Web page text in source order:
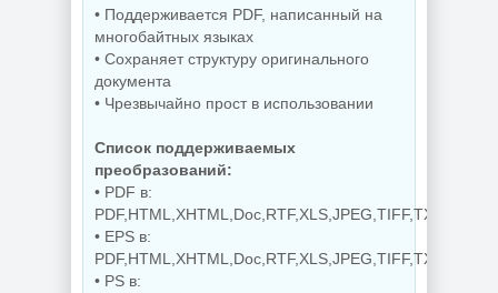
Скриншоты
Snagit 26.3.1 build
11825 by
монитора
Build 18353 by
NEW NEW
• Поддерживается PDF, написанный на
многобайтных языках
• Сохраняет структуру оригинального
документа
• Чрезвычайно прост в использовании
Список поддерживаемых
преобразований:
• PDF в:
• EPS в:
• PS в: